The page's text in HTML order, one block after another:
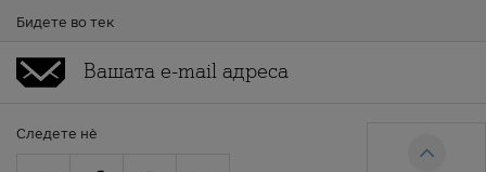
Бидете во тек
Следете нè